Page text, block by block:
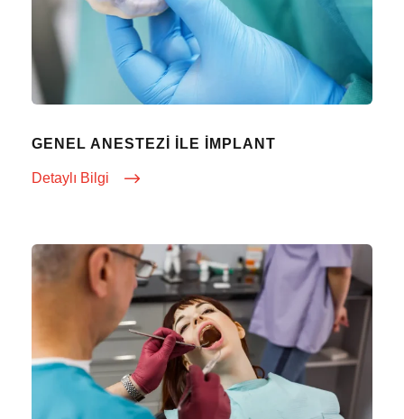
GENEL ANESTEZI ILE İMPLANT
Detaylı Bilgi